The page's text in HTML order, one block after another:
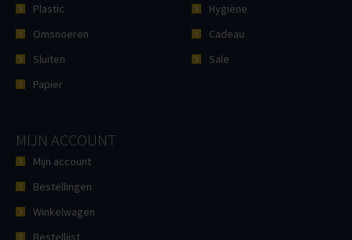
Plastic
Omsnoeren
Sluiten
Papier
Hygiëne
Cadeau
Sale
MIJN ACCOUNT
Mijn account
Bestellingen
Winkelwagen
Bestellijst